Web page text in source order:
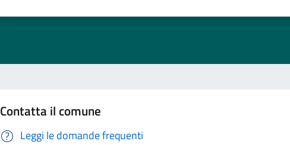
Contatta il comune
Leggi le domande frequenti